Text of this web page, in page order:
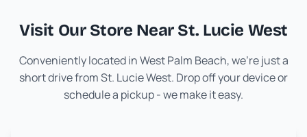
Visit Our Store Near St. Lucie West
Conveniently located in West Palm Beach, we're just a
short drive fromSt. Lucie West. Drop off your device or
schedule a pickup - we make it easy.